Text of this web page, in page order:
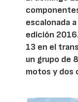
escalonada
edición
13 en el
un grupo de
motos y dos